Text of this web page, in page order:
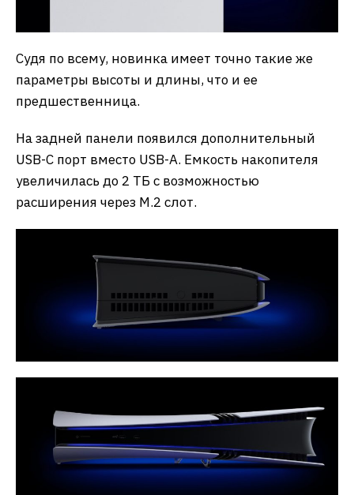
Судя по всему, новинка имеет точно такие же
параметры высоты и длины, что и ее
предшественница.
На задней панели появился дополнительный
USB-C порт вместо USB-A. Емкость накопителя
увеличилась до 2 ТБ с возможностью
расширения через M.2 слот.